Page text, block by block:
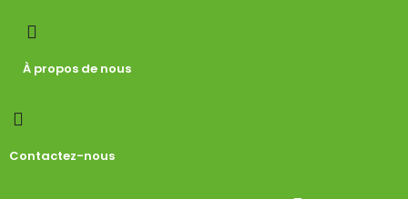
À propos de nous
Contactez-nous